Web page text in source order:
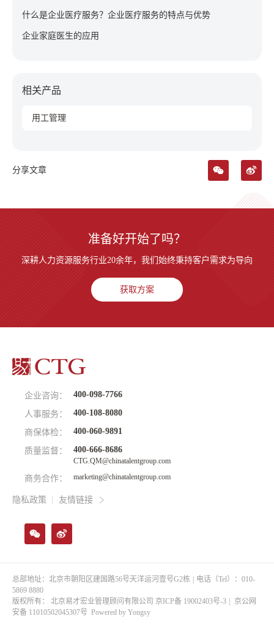
什么是企业医疗服务？企业医疗服务的特点与优势
企业家庭医生的应用
相关产品
用工管理
分享文章
准备好开始了吗？
深耕人力资源服务行业20余年，我们始终秉持客户需求为导向
获取方案
企业咨询： 400-098-7766
人事服务： 400-108-8080
商保体检： 400-060-9891
质量监督： 400-666-8686
CTG.QM@chinatalentgroup.com
商务合作： marketing@chinatalentgroup.com
隐私政策 友情链接
总部地址：北京市朝阳区建国路56号天洋运河壹号G2栋
电话（Tel）：010-
5869 8880
版权所有： 北京易才宏业管理顾问有限公司 京ICP备 19002403号-3
京公网
安备 11010502045307号 Powered by Yongsy